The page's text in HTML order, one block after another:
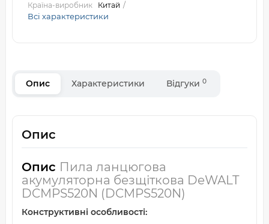
Країна-виробник
Китай
Всі характеристики
Опис Характеристики Відгуки 0
Опис
Опис Пила ланцюгова
акумуляторна безщіткова DeWALT
DCMPS520N (DCMPS520N)
Конструктивні особливості: